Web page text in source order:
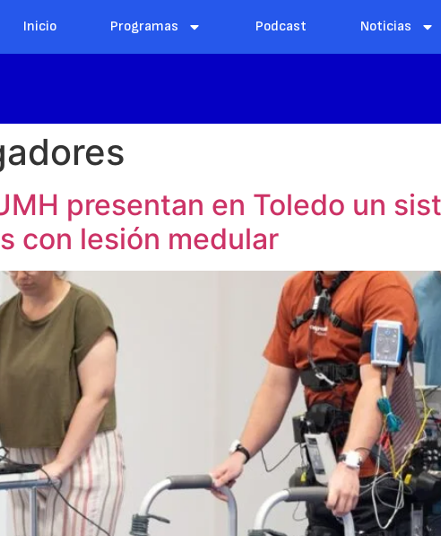
Inicio Programas Podcast Noticias
presentan en Toledo un
con lesión medular